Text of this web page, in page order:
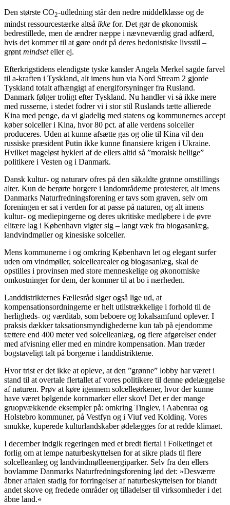
Den største CO2-udledning står den nedre middelklasse og de
mindst ressourcestærke altså ikke for. Det gør de økonomisk
bedrestillede, men de ændrer næppe i nævneværdig grad adfærd,
hvis det kommer til at gøre ondt på deres hedonistiske livsstil –
grønt mindseteller ej.
Efterkrigstidens elendigste tyske kansler Angela Merkel sagde farvel
til a-kraften i Tyskland, alt imens hun via Nord Stream 2 gjorde
Tyskland totalt afhængigt af energiforsyninger fra Rusland.
Danmark følger troligt efter Tyskland. Nu handler vi så ikke mere
med russerne, i stedet fodrer vi i stor stil Ruslands tætte allierede
Kina med penge, da vi gladelig med statens og kommunernes accept
køber solceller i Kina, hvor 80 pct. af alle verdens solceller
produceres. Uden at kunne afsætte gas og olie til Kina vil den
russiske præsident Putin ikke kunne finansiere krigen i Ukraine.
Hvilket mageløst hykleri af de ellers altid så ”moralsk hellige”
politikere i Vesten og i Danmark.
Dansk kultur- og naturarv ofres på den såkaldte grønne omstillings
alter. Kun de berørte borgere i landområderne protesterer, alt imens
Danmarks Naturfredningsforening er tavs som graven, selv om
foreningen er sat i verden for at passe på naturen, og alt imens
kultur- og mediepingerne og deres ukritiske medløbere i de øvre
elitære lag i København vigter sig – langt væk fra biogasanlæg,
landvindmøller og kinesiske solceller.
Mens kommunerne i og omkring København let og elegant surfer
uden om vindmøller, solcellearealer og biogasanlæg, skal de
opstilles i provinsen med store menneskelige og økonomiske
omkostninger for dem, der kommer til at bo i nærheden.
Landdistrikternes Fællesråd siger også lige ud, at
kompensationsordningerne er helt utilstrækkelige i forhold til de
herligheds- og værditab, som beboere og lokalsamfund oplever. I
praksis dækker taksationsmyndighederne kun tab på ejendomme
tættere end 400 meter ved solcelleanlæg, og flere afgørelser ender
med afvisning eller med en mindre kompensation. Man træder
bogstaveligt talt på borgerne i landdistrikterne.
Hvor trist er det ikke at opleve, at den ”grønne” lobby har været i
stand til at overtale flertallet af vores politikere til denne ødelæggelse
af naturen. Prøv at køre igennem solcelleørkener, hvor der kunne
have været bølgende kornmarker eller skov! Det er der mange
gruopvækkende eksempler på: omkring Tinglev, i Aabenraa og
Holstebro kommuner, på Vestfyn og i Viuf ved Kolding. Vores
smukke, kuperede kulturlandskaber ødelægges for at redde klimaet.
I december indgik regeringen med et bredt flertal i Folketinget et
forlig om at lempe naturbeskyttelsen for at sikre plads til flere
solcelleanlæg og landvindmølleenergiparker. Selv fra den ellers
bovlamme Danmarks Naturfredningsforening lød det: »Desværre
åbner aftalen stadig for forringelser af naturbeskyttelsen for blandt
andet skove og fredede områder og tilladelser til virksomheder i det
åbne land.«